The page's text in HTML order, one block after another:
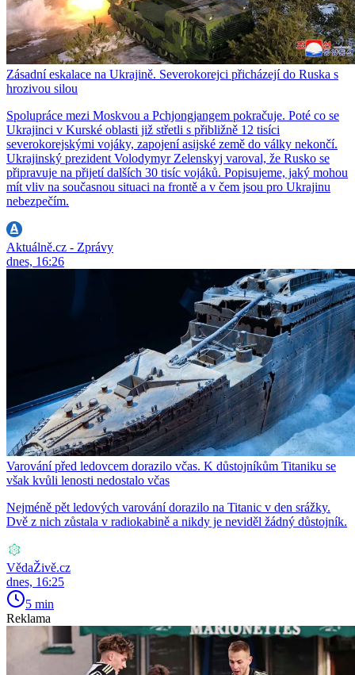
Zásadní eskalace na Ukrajině. Severokorejci přicházejí do Ruska s
hrozivou silou
Spolupráce mezi Moskvou a Pchjongjangem pokračuje. Poté co se
Ukrajinci v Kurské oblasti již střetli s přibližně 12 tisíci
severokorejskými vojáky, zapojení asijské země do války nekončí.
Ukrajinský prezident Volodymyr Zelenskyj varoval, že Rusko se
připravuje na přijetí dalších 30 tisíc vojáků. Popisujeme, jaký mohou
mít vliv na současnou situaci na frontě a v čem jsou pro Ukrajinu
nebezpečím.
Aktuálně.cz - Zprávy
dnes, 16:26
Varování před ledovcem dorazilo včas. K důstojníkům Titaniku se
však kvůli lenosti nedostalo včas
Nejméně pět ledových varování dorazilo na Titanic v den srážky.
Dvě z nich zůstala v radiokabině a nikdy je neviděl žádný důstojník.
VědaŽivě.cz
dnes, 16:25
5 min
Reklama